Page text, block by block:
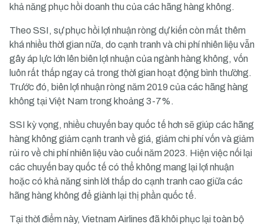
khả năng phục hồi doanh thu của các hãng hàng không.
Theo SSI, sự phục hồi lợi nhuận ròng dự kiến còn mất thêm
khá nhiều thời gian nữa, do cạnh tranh và chi phí nhiên liệu vẫn
gây áp lực lớn lên biên lợi nhuận của ngành hàng không, vốn
luôn rất thấp ngay cả trong thời gian hoạt động bình thường.
Trước đó, biên lợi nhuận ròng năm 2019 của các hãng hàng
không tại Việt Nam trong khoảng 3-7%.
SSI kỳ vọng, nhiều chuyến bay quốc tế hơn sẽ giúp các hãng
hàng không giảm cạnh tranh về giá, giảm chi phí vốn và giảm
rủi ro về chi phí nhiên liệu vào cuối năm 2023. Hiện việc nối lại
các chuyến bay quốc tế có thể không mang lại lợi nhuận
hoặc có khả năng sinh lời thấp do cạnh tranh cao giữa các
hãng hàng không để giành lại thị phần quốc tế.
Tại thời điểm này, Vietnam Airlines đã khôi phục lại toàn bộ